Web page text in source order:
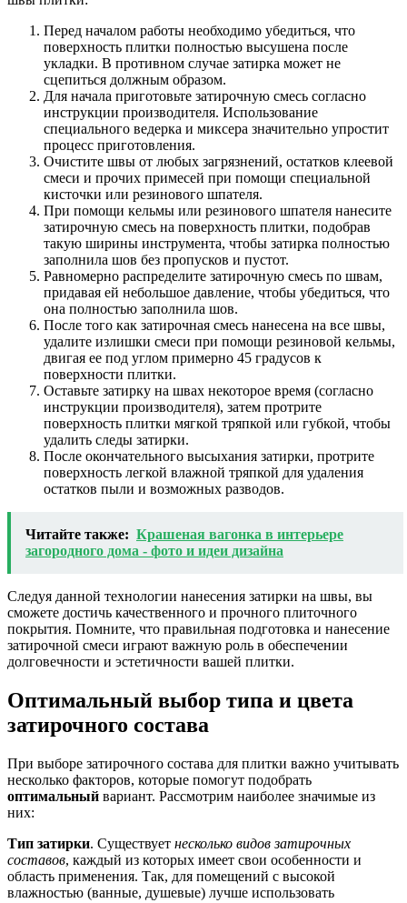
Перед началом работы необходимо убедиться, что
поверхность плитки полностью высушена после
укладки. В противном случае затирка может не
сцепиться должным образом.
Для начала приготовьте затирочную смесь согласно
инструкции производителя. Использование
специального ведерка и миксера значительно упростит
процесс приготовления.
Очистите швы от любых загрязнений, остатков клеевой
смеси и прочих примесей при помощи специальной
кисточки или резинового шпателя.
При помощи кельмы или резинового шпателя нанесите
затирочную смесь на поверхность плитки, подобрав
такую ширины инструмента, чтобы затирка полностью
заполнила шов без пропусков и пустот.
Равномерно распределите затирочную смесь по швам,
придавая ей небольшое давление, чтобы убедиться, что
она полностью заполнила шов.
После того как затирочная смесь нанесена на все швы,
удалите излишки смеси при помощи резиновой кельмы,
двигая ее под углом примерно 45 градусов к
поверхности плитки.
Оставьте затирку на швах некоторое время (согласно
инструкции производителя), затем протрите
поверхность плитки мягкой тряпкой или губкой, чтобы
удалить следы затирки.
После окончательного высыхания затирки, протрите
поверхность легкой влажной тряпкой для удаления
остатков пыли и возможных разводов.
Читайте также: Крашеная вагонка в интерьере
загородного дома - фото и идеи дизайна
Следуя данной технологии нанесения затирки на швы, вы
сможете достичь качественного и прочного плиточного
покрытия. Помните, что правильная подготовка и нанесение
затирочной смеси играют важную роль в обеспечении
долговечности и эстетичности вашей плитки.
Оптимальный выбор типа и цвета
затирочного состава
При выборе затирочного состава для плитки важно учитывать
несколько факторов, которые помогут подобрать
оптимальный вариант. Рассмотрим наиболее значимые из
них:
Тип затирки. Существует несколько видов затирочных
составов, каждый из которых имеет свои особенности и
область применения. Так, для помещений с высокой
влажностью (ванные, душевые) лучше использовать